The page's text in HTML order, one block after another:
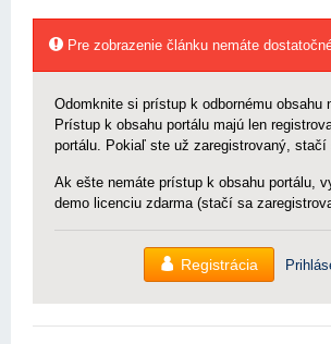
Pre zobrazenie článku nemáte
Odomknite si prístup k odbornému obsahu
Prístup k obsahu portálu majú len
portálu. Pokiaľ ste už zaregistrovaný, stačí
Ak ešte nemáte prístup k obsahu portálu,
demo licenciu zdarma (stačí sa
Registrácia